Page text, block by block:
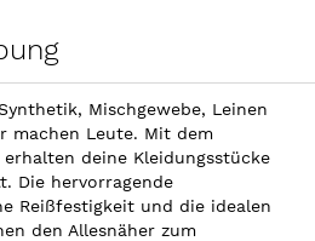
Mischgewebe, Leinen
machen Leute. Mit dem
erhalten deine Kleidungsstücke
Die hervorragende
Reißfestigkeit und die idealen
den Allesnäher zum